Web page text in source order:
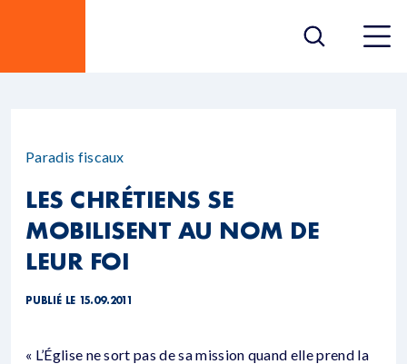
Paradis fiscaux
LES CHRÉTIENS SE
MOBILISENT AU NOM DE
LEUR FOI
PUBLIÉ LE 15.09.2011
« L’Église ne sort pas de sa mission quand elle prend la